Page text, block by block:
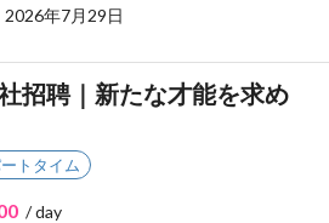
年7月29日
招聘｜新たな才能を求め
トタイム
/ day